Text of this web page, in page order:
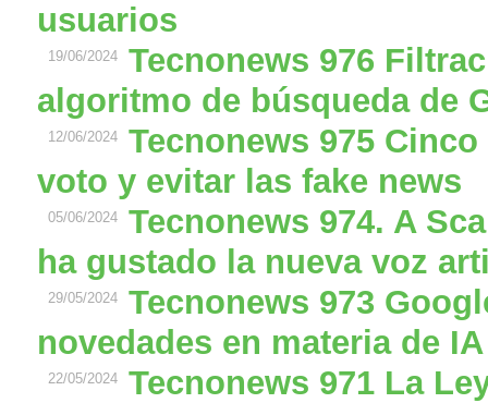
usuarios
19/06/2024
Tecnonews 976
algoritmo de búsqueda de
12/06/2024
Tecnonews 975
voto y evitar las fake news
05/06/2024
Tecnonews 974. A
ha gustado la nueva voz
29/05/2024
Tecnonews 973
novedades en materia de IA
22/05/2024
Tecnonews 971 La